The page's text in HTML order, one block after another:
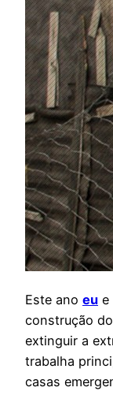
Este ano eu e
construção do
extinguir a
trabalha
casas